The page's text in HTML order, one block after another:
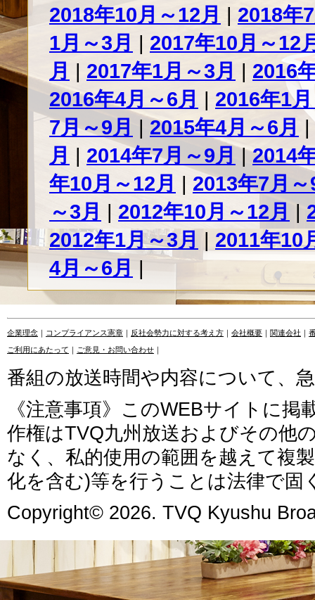
2018年10月～12月 | 2018年
1月～3月 | 2017年10月～12
月 | 2017年1月～3月 | 2016
2016年4月～6月 | 2016年1
7月～9月 | 2015年4月～6月 |
月 | 2014年7月～9月 |2014
年10月～12月 | 2013年7月～
～3月 | 2012年10月～12月 |
2012年1月～3月 | 2011年10
4月～6月 |
企業理念 ｜ コンプライアンス憲章 ｜ 反社会勢力に対する考え方 ｜ 会社概要 ｜ 関連会社 ｜
ご利用にあたって ｜ ご意見・お問い合わせ ｜
番組の放送時間や内容について、
《注意事項》このWEBサイトに
作権はTVQ九州放送およびその他
なく、私的使用の範囲を越えて複
化を含む)等を行うことは法律で固
Copyright© 2026. TVQ Kyushu